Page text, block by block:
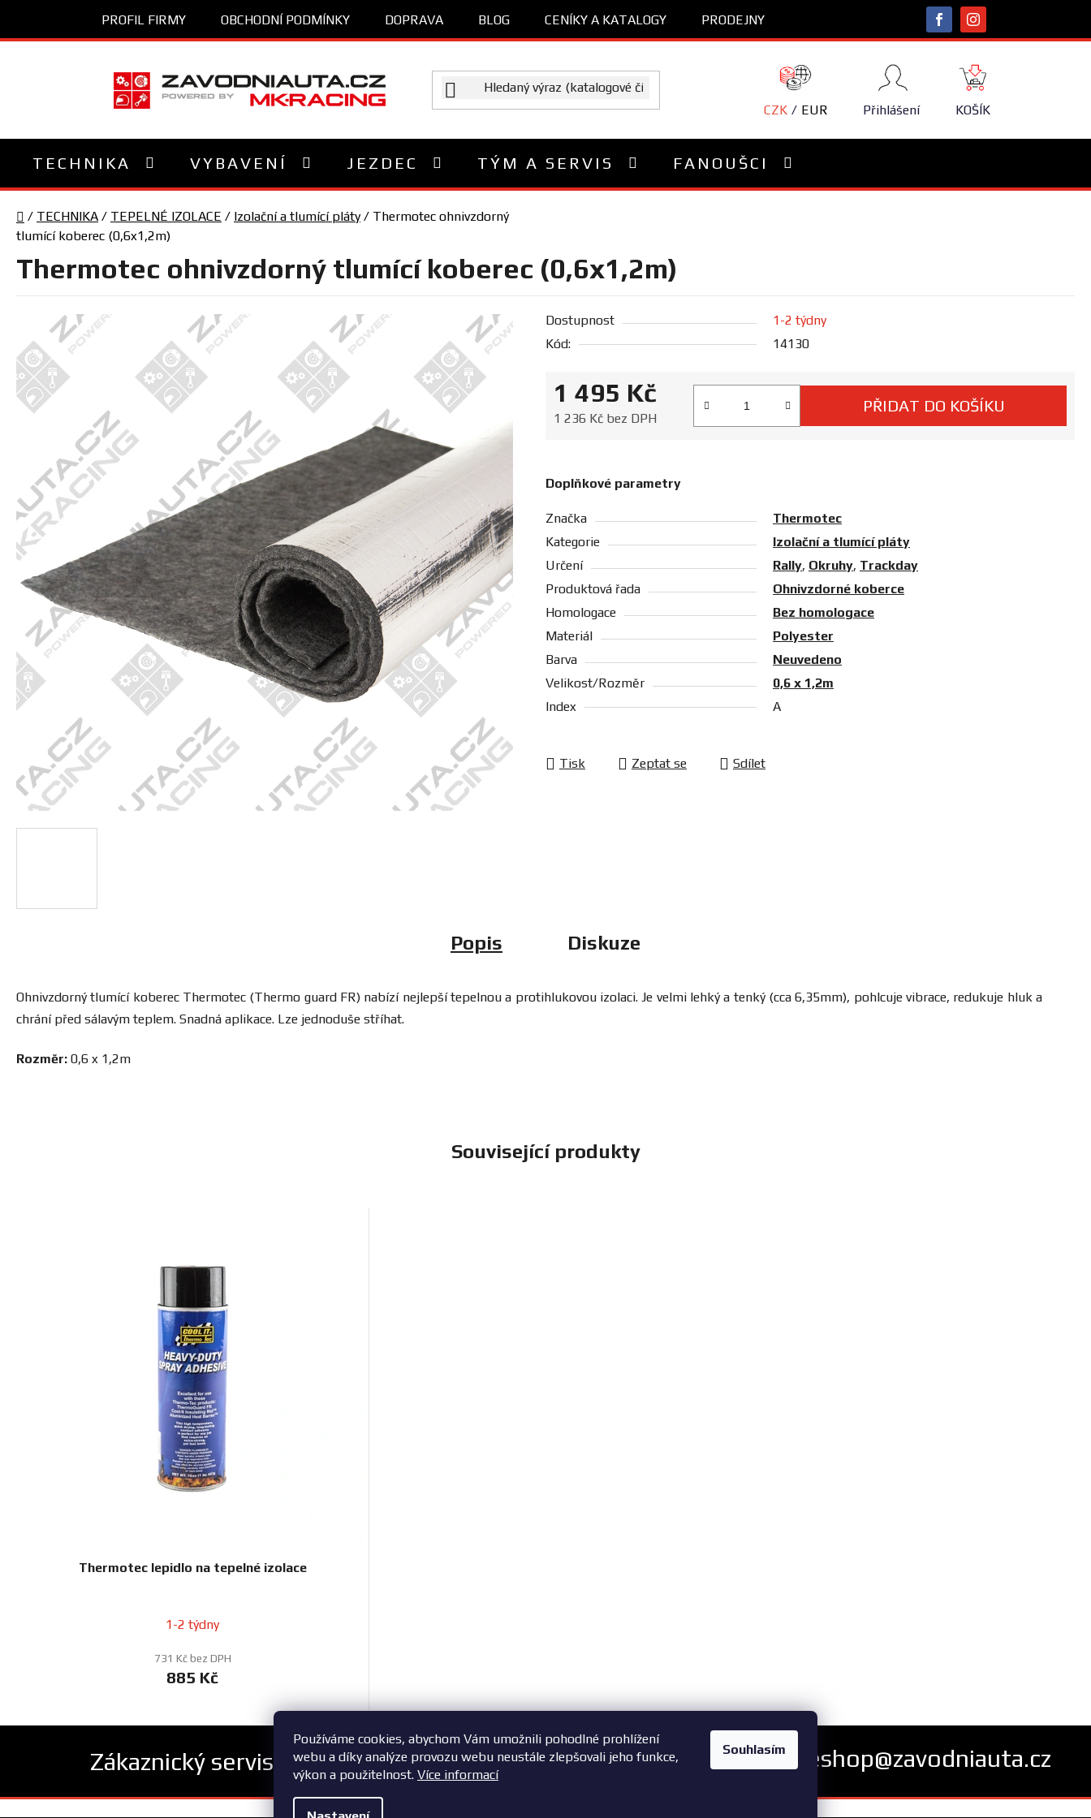
Používáme cookies, abychom Vám umožnili pohodlné prohlížení
webu a díky analýze provozu webu neustále zlepšovali jeho funkce,
výkon a použitelnost. Více informací
Souhlasím
obsah
PROFIL FIRMY OBCHODNÍ PODMÍNKY DOPRAVA BLOG CENÍKY A KATALOGY PRODEJNY
CZK EUR Přihlášení
NÁKUPNÍ
KOŠÍK
KOŠÍK
TECHNIKA VYBAVENÍ JEZDEC TÝM A SERVIS FANOUŠCI
Domů
/ TECHNIKA / TEPELNÉ IZOLACE / Izolační a tlumící pláty / Thermotec ohnivzdorný
tlumící koberec (0,6x1,2m)
Thermotec ohnivzdorný tlumící koberec (0,6x1,2m)
Dostupnost
1-2 týdny
Kód:
14130
1 495 Kč
1 236 Kč bez DPH
PŘIDAT DO KOŠÍKU
Doplňkové parametry
Značka
Thermotec
Kategorie
Izolační a tlumící pláty
Určení
Rally, Okruhy, Trackday
Produktová řada
Ohnivzdorné koberce
Homologace
Bez homologace
Materiál
Polyester
Barva
Neuvedeno
Velikost/Rozměr
0,6 x 1,2m
Index
A
Tisk Zeptat se Sdílet
Popis Diskuze
Ohnivzdorný tlumící koberec Thermotec (Thermo guard FR) nabízí nejlepší tepelnou a protihlukovou izolaci. Je velmi lehký a tenký (cca 6,35mm), pohlcuje vibrace, redukuje hluk a
chrání před sálavým teplem. Snadná aplikace. Lze jednoduše stříhat.
Rozměr: 0,6 x 1,2m
Související produkty
Thermotec lepidlo na tepelné izolace
1-2 týdny
731 Kč bez DPH
885 Kč
Zákaznický servis +420 603 785 748 eshop@zavodniauta.cz